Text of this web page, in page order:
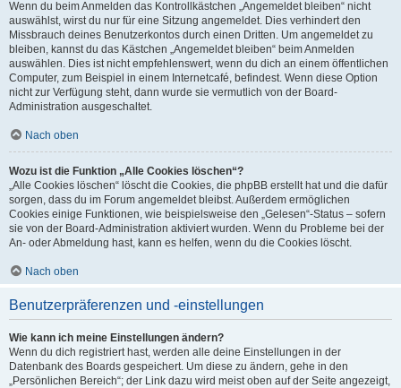
Wenn du beim Anmelden das Kontrollkästchen „Angemeldet bleiben“ nicht
auswählst, wirst du nur für eine Sitzung angemeldet. Dies verhindert den
Missbrauch deines Benutzerkontos durch einen Dritten. Um angemeldet zu
bleiben, kannst du das Kästchen „Angemeldet bleiben“ beim Anmelden
auswählen. Dies ist nicht empfehlenswert, wenn du dich an einem öffentlichen
Computer, zum Beispiel in einem Internetcafé, befindest. Wenn diese Option
nicht zur Verfügung steht, dann wurde sie vermutlich von der Board-
Administration ausgeschaltet.
Nach oben
Wozu ist die Funktion „Alle Cookies löschen“?
„Alle Cookies löschen“ löscht die Cookies, die phpBB erstellt hat und die dafür
sorgen, dass du im Forum angemeldet bleibst. Außerdem ermöglichen
Cookies einige Funktionen, wie beispielsweise den „Gelesen“-Status – sofern
sie von der Board-Administration aktiviert wurden. Wenn du Probleme bei der
An- oder Abmeldung hast, kann es helfen, wenn du die Cookies löscht.
Nach oben
Benutzerpräferenzen und -einstellungen
Wie kann ich meine Einstellungen ändern?
Wenn du dich registriert hast, werden alle deine Einstellungen in der
Datenbank des Boards gespeichert. Um diese zu ändern, gehe in den
„Persönlichen Bereich“; der Link dazu wird meist oben auf der Seite angezeigt,